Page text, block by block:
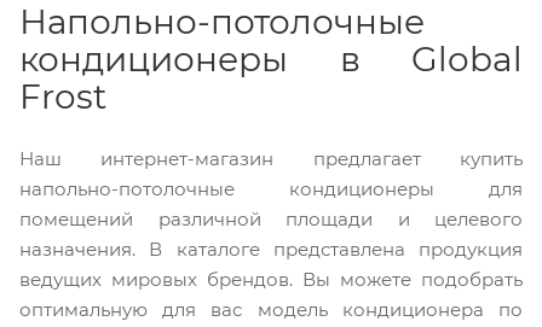
Напольно-потолочные
кондиционеры в Global
Frost
Наш интернет-магазин предлагает купить
напольно-потолочные кондиционеры для
помещений различной площади и целевого
назначения. В каталоге представлена продукция
ведущих мировых брендов. Вы можете подобрать
оптимальную для вас модель кондиционера по